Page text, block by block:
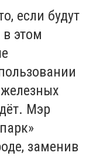
если будут
в этом
Мэр
заменив